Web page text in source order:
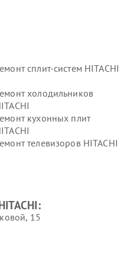
сплит-систем HITACHI
холодильников
кухонных плит
телевизоров HITACHI
15